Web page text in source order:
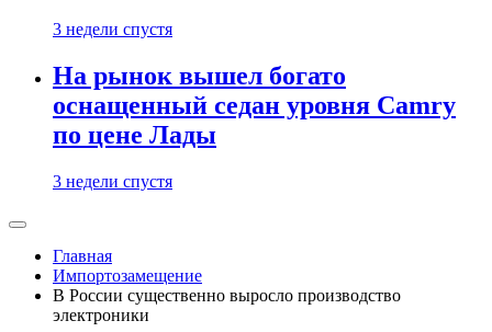
3 недели спустя
На рынок вышел богато
оснащенный седан уровня Camry
по цене Лады
3 недели спустя
Главная
Импортозамещение
В России существенно выросло производство
электроники